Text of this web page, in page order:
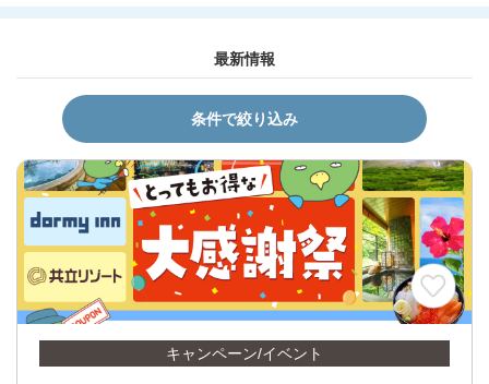
最新情報
条件で絞り込み
キャンペーン/イベント